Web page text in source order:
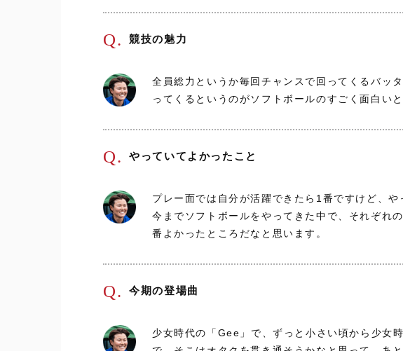
Q. 競技の魅力
全員総力というか毎回チャンスで回ってくるバッ
ってくるというのがソフトボールのすごく面白い
Q. やっていてよかったこと
プレー面では自分が活躍できたら1番ですけど、や
今までソフトボールをやってきた中で、それぞれ
番よかったところだなと思います。
Q. 今期の登場曲
少女時代の「Gee」で、ずっと小さい頃から少女